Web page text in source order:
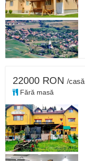
22000 RON /casă
Fără masă